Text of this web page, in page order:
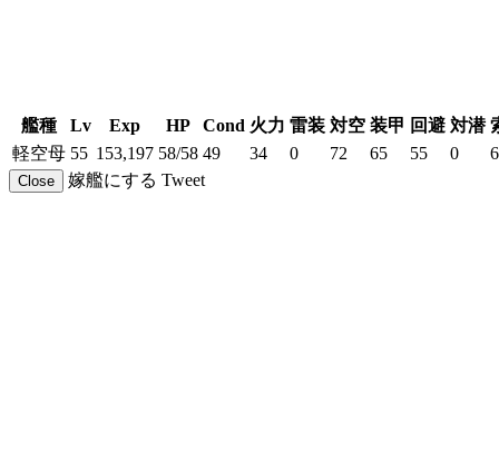
艦種 Lv Exp HP Cond 火力 雷装 対空 装甲 回避 対潜
軽空母 55 153,197 58/58 49 34 0 72 65 55 0
Close 嫁艦にする Tweet